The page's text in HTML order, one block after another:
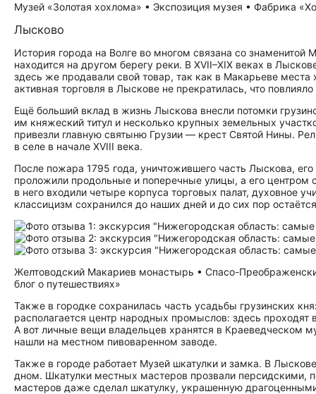
Музей «Золотая хохлома» • Экспозиция музея • Фабрика
Лысково
История города на Волге во многом связана со
находится на другом берегу реки. В XVII–XIX веках в
здесь же продавали свой товар, так как в Макарьеве
активная торговля в Лыскове не прекратилась, что
Ещё больший вклад в жизнь Лыскова внесли потомки
им княжеский титул и несколько крупных земельных
привезли главную святыню Грузии — крест Святой Нины.
в селе в начале XVIII века.
После пожара 1795 года, уничтожившего часть Лыскова,
проложили продольные и поперечные улицы, а его
в него входили четыре корпуса торговых палат, духовное
классицизм сохранился до наших дней и до сих пор
Желтоводский Макариев монастырь • Спасо-
блог о путешествиях»
Также в городке сохранилась часть усадьбы грузинских
располагается центр народных промыслов: здесь
А вот личные вещи владельцев хранятся в Краеведческом
нашли на местном пивоваренном заводе.
Также в городе работает Музей шкатулки и замка. В
дном. Шкатулки местных мастеров прозвали персидскими,
мастеров даже сделал шкатулку, украшенную